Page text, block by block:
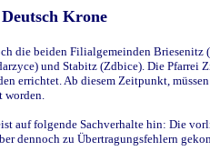
Krone
die beiden Filialgemeinden
und Stabitz (Zdbice). Die
Ab diesem Zeitpunkt,
auf folgende Sachverhalte hin: Die
dennoch zu Übertragungsfehlern